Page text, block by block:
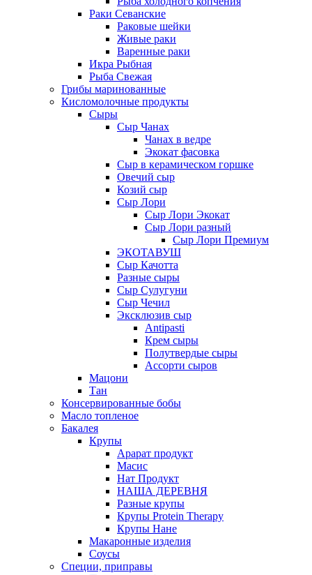
Раки Севанские
Раковые шейки
Живые раки
Варенные раки
Икра Рыбная
Рыба Свежая
Грибы маринованные
Кисломолочные продукты
Сыры
Сыр Чанах
Чанах в ведре
Экокат фасовка
Сыр в керамическом горшке
Овечий сыр
Козий сыр
Сыр Лори
Сыр Лори Экокат
Сыр Лори разный
Сыр Лори Премиум
ЭКОТАВУШ
Сыр Качотта
Разные сыры
Сыр Сулугуни
Сыр Чечил
Эксклюзив сыр
Antipasti
Крем сыры
Полутвердые сыры
Ассорти сыров
Мацони
Тан
Консервированные бобы
Масло топленое
Бакалея
Крупы
Арарат продукт
Масис
Нат Продукт
НАША ДЕРЕВНЯ
Разные крупы
Крупы Protein Therapy
Крупы Нане
Макаронные изделия
Соусы
Специи, приправы